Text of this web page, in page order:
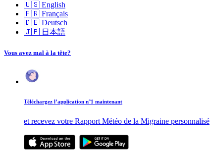
🇺🇸 English
🇫🇷 Français
🇩🇪 Deutsch
🇯🇵 日本語
Vous avez mal à la tête?
Téléchargez l’application n°1 maintenant
et recevez votre Rapport Météo de la Migraine personnalisé